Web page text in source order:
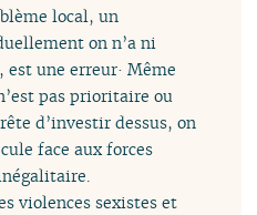
local, un
on n’a ni
une erreur· Même
pas prioritaire ou
d’investir dessus, on
face aux forces
violences sexistes et